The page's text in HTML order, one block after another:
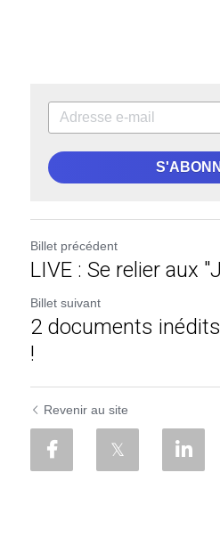
Billet précédent
LIVE : Se relier aux
Billet suivant
2 documents
!
Revenir au site